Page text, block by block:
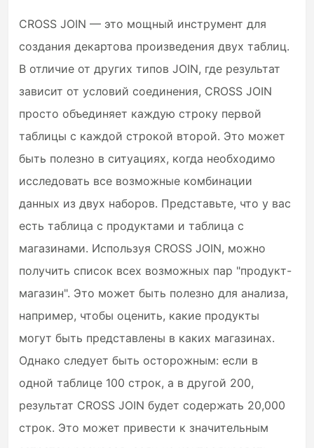
CROSS JOIN — это мощный инструмент для
создания декартова произведения двух таблиц.
В отличие от других типов JOIN, где результат
зависит от условий соединения, CROSS JOIN
просто объединяет каждую строку первой
таблицы с каждой строкой второй. Это может
быть полезно в ситуациях, когда необходимо
исследовать все возможные комбинации
данных из двух наборов. Представьте, что у вас
есть таблица с продуктами и таблица с
магазинами. Используя CROSS JOIN, можно
получить список всех возможных пар "продукт-
магазин". Это может быть полезно для анализа,
например, чтобы оценить, какие продукты
могут быть представлены в каких магазинах.
Однако следует быть осторожным: если в
одной таблице 100 строк, а в другой 200,
результат CROSS JOIN будет содержать 20,000
строк. Это может привести к значительным